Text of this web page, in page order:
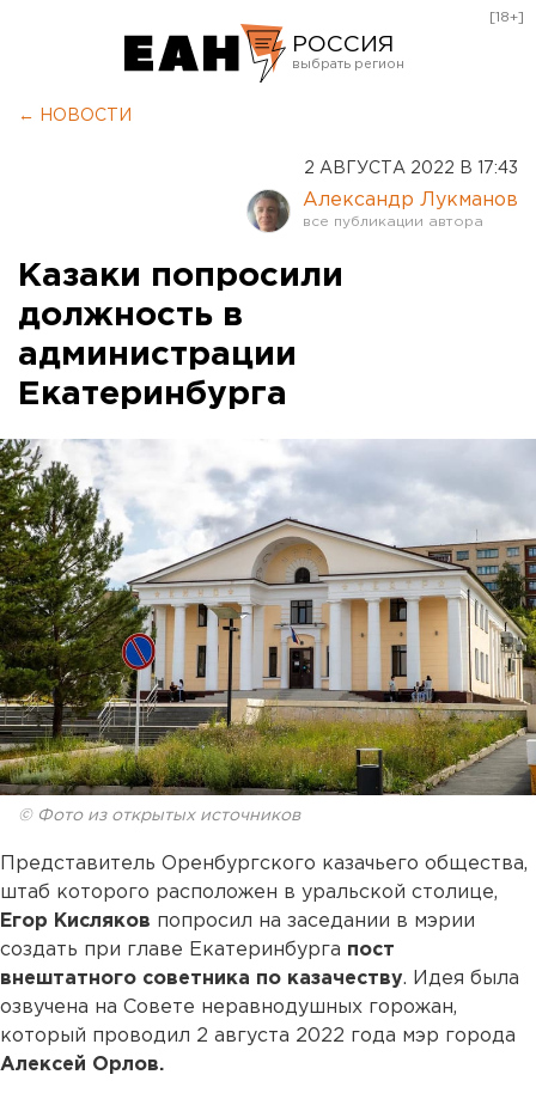
РОССИЯ
Оренбург
[18+]
← НОВОСТИ
2 АВГУСТА 2022 В 17:43
Александр Лукманов
Казаки попросили
должность в
администрации
Екатеринбурга
© Фото из открытых источников
Представитель Оренбургского казачьего общества,
штаб которого расположен в уральской столице,
Егор Кисляков попросил на заседании в мэрии
создать при главе Екатеринбурга пост
внештатного советника по казачеству. Идея была
озвучена на Совете неравнодушных горожан,
который проводил 2 августа 2022 года мэр города
Алексей Орлов.